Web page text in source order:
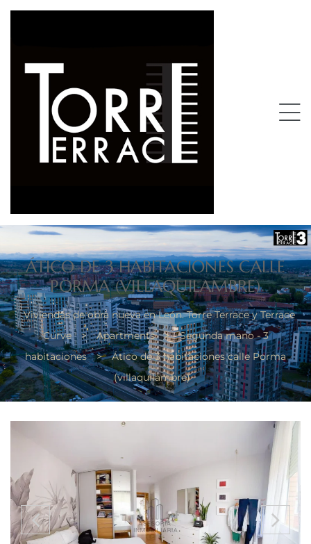
ÁTICO DE 3 HABITACIONES CALLE
PORMA (VILLAQUILAMBRE)
Viviendas de obra nueva en León. Torre Terrace y Terrace
Curve > Apartments > Segunda mano - 3
habitaciones > Ático de 3 habitaciones calle Porma
(villaquilambre)